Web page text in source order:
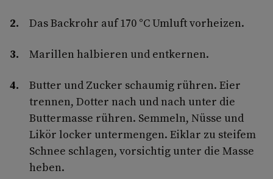
Das Backrohr auf 170 °C Umluft vorheizen.
Marillen halbieren und entkernen.
Butter und Zucker schaumig rühren. Eier
trennen, Dotter nach und nach unter die
Buttermasse rühren. Semmeln, Nüsse und
Likör locker untermengen. Eiklar zu steifem
Schnee schlagen, vorsichtig unter die Masse
heben.